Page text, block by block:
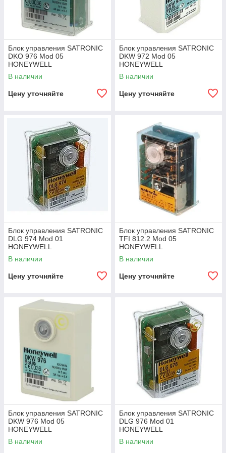
Блок управления SATRONIC
DKO 976 Mod 05
HONEYWELL
В наличии
Цену уточняйте
Блок управления SATRONIC
DKW 972 Mod 05
HONEYWELL
В наличии
Цену уточняйте
Блок управления SATRONIC
DLG 974 Mod 01
HONEYWELL
В наличии
Цену уточняйте
Блок управления SATRONIC
TFI 812.2 Mod 05
HONEYWELL
В наличии
Цену уточняйте
Блок управления SATRONIC
DKW 976 Mod 05
HONEYWELL
В наличии
Блок управления SATRONIC
DLG 976 Mod 01
HONEYWELL
В наличии